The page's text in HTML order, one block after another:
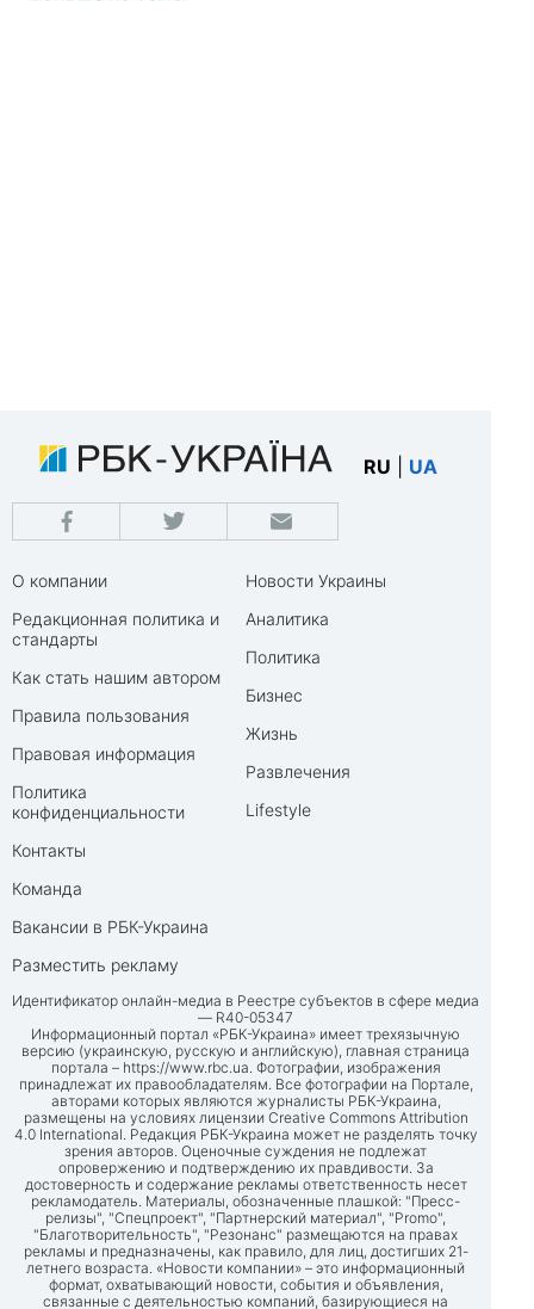
RU UA
О компании
Редакционная политика и
стандарты
Как стать нашим автором
Правила пользования
Правовая информация
Политика
конфиденциальности
Контакты
Команда
Вакансии в РБК-Украина
Разместить рекламу
Новости Украины
Аналитика
Политика
Бизнес
Жизнь
Развлечения
Lifestyle
Идентификатор онлайн-медиа в Реестре субъектов в сфере медиа
— R40-05347
Информационный портал «РБК-Украина» имеет трехязычную
версию (украинскую, русскую и английскую), главная страница
портала – https://www.rbc.ua. Фотографии, изображения
принадлежат их правообладателям. Все фотографии на Портале,
авторами которых являются журналисты РБК-Украина,
размещены на условиях лицензии Creative Commons Attribution
4.0 International. Редакция РБК-Украина может не разделять точку
зрения авторов. Оценочные суждения не подлежат
опровержению и подтверждению их правдивости. За
достоверность и содержание рекламы ответственность несет
рекламодатель. Материалы, обозначенные плашкой: "Пресс-
релизы", "Спецпроект", "Партнерский материал", "Promo",
"Благотворительность", "Резонанс" размещаются на правах
рекламы и предназначены, как правило, для лиц, достигших 21-
летнего возраста. «Новости компании» – это информационный
формат, охватывающий новости, события и объявления,
связанные с деятельностью компаний, базирующиеся на